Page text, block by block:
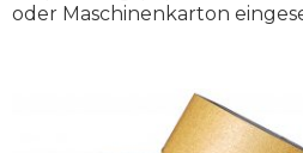
oder Maschinenkarton